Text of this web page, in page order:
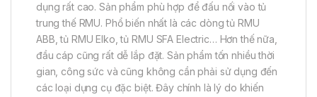
dụng rất cao. Sản phẩm phù hợp để đấu nối vào tủ
trung thế RMU. Phổ biến nhất là các dòng tủ RMU
ABB, tủ RMU Elko, tủ RMU SFA Electric… Hơn thế nữa,
đầu cáp cũng rất dễ lắp đặt. Sản phẩm tốn nhiều thời
gian, công sức và cũng không cần phải sử dụng đến
các loại dụng cụ đặc biệt. Đây chính là lý do khiến